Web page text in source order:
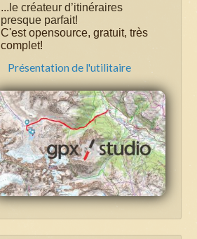
... le créateur d’itinéraires
presque parfait!
C'est opensource, gratuit, très
complet!
Présentation de l'utilitaire